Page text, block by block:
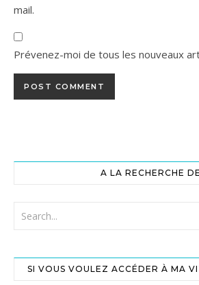
mail.
Prévenez-moi de tous les nouveaux
A LA RECHERCHE
SI VOUS VOULEZ ACCÉDER À MA